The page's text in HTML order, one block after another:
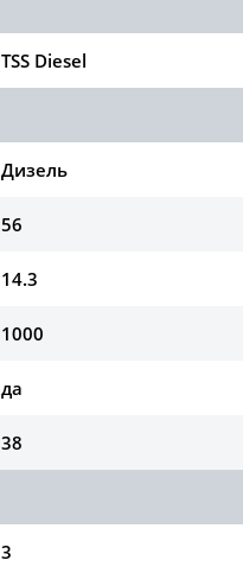
TSS Diesel
Дизель
56
14.3
1000
да
38
3